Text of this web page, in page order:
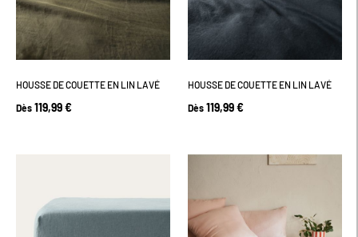
HOUSSE DE COUETTE EN LIN LAVÉ
Dès 119,99 €
HOUSSE DE COUETTE EN LIN LAVÉ
Dès 119,99 €